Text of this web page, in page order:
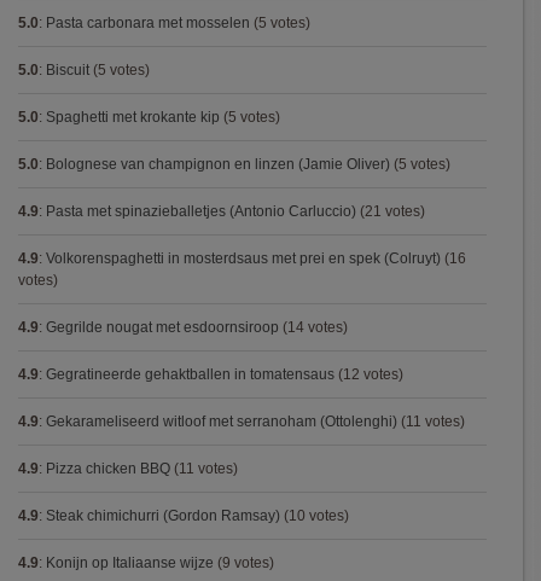
5.0: Pasta carbonara met mosselen (5 votes)
5.0: Biscuit (5 votes)
5.0: Spaghetti met krokante kip (5 votes)
5.0: Bolognese van champignon en linzen (Jamie Oliver) (5 votes)
4.9: Pasta met spinazieballetjes (Antonio Carluccio) (21 votes)
4.9: Volkorenspaghetti in mosterdsaus met prei en spek (Colruyt) (16
votes)
4.9: Gegrilde nougat met esdoornsiroop (14 votes)
4.9: Gegratineerde gehaktballen in tomatensaus (12 votes)
4.9: Gekarameliseerd witloof met serranoham (Ottolenghi) (11 votes)
4.9: Pizza chicken BBQ (11 votes)
4.9: Steak chimichurri (Gordon Ramsay) (10 votes)
4.9: Konijn op Italiaanse wijze (9 votes)